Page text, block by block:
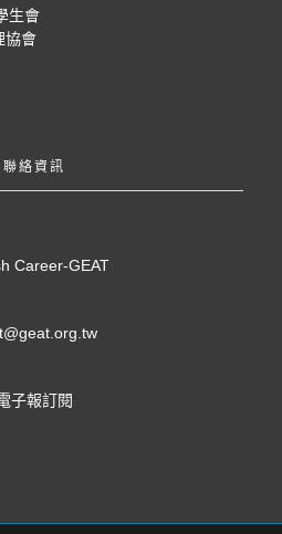
生會
協會
聯絡資訊
Career-GEAT
子報訂閱